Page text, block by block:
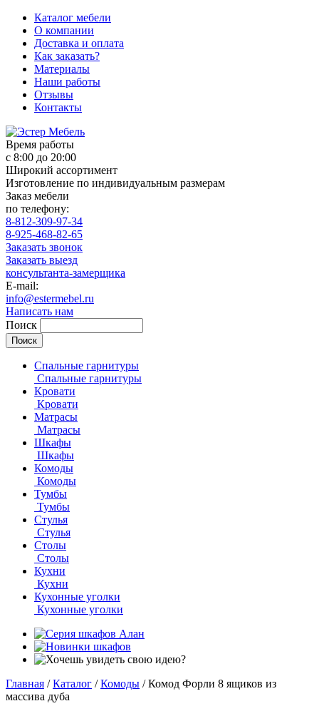
Каталог мебели
О компании
Доставка и оплата
Как заказать?
Материалы
Наши работы
Отзывы
Контакты
Время работы
с 8:00 до 20:00
Широкий ассортимент
Изготовление по индивидуальным размерам
Заказ мебели
по телефону:
8-812-309-97-34
8-925-468-82-65
Заказать звонок
Заказать выезд
консультанта-замерщика
E-mail:
info@estermebel.ru
Написать нам
Поиск
Спальные гарнитуры
Спальные гарнитуры
Кровати
Кровати
Матрасы
Матрасы
Шкафы
Шкафы
Комоды
Комоды
Тумбы
Тумбы
Стулья
Стулья
Столы
Столы
Кухни
Кухни
Кухонные уголки
Кухонные уголки
Главная / Каталог / Комоды / Комод Форли 8 ящиков из
массива дуба